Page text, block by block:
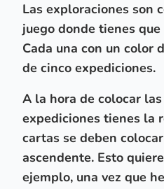
Las exploraciones son
juego donde tienes
Cada una con un color
de cinco expediciones.
A la hora de colocar
expediciones tienes la
cartas se deben
ascendente. Esto
ejemplo, una vez que